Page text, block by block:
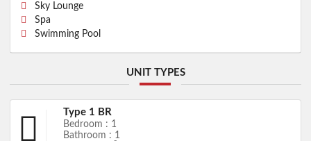
Sky Lounge
Spa
Swimming Pool
UNIT TYPES
Type 1 BR
Bedroom : 1
Bathroom : 1